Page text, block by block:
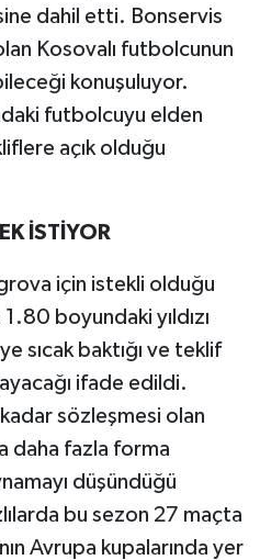
dahil etti. Bonservis
Kosovalı futbolcunun
konuşuluyor.
futbolcuyu elden
açık olduğu
İSTİYOR
için istekli olduğu
boyundaki yıldızı
sıcak baktığı ve teklif
ifade edildi.
sözleşmesi olan
daha fazla forma
düşündüğü
bu sezon 27 maçta
Avrupa kupalarında yer